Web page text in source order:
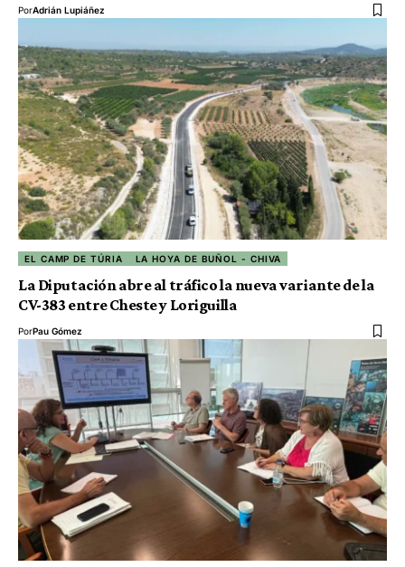
PorAdrián Lupiáñez
EL CAMP DE TÚRIA LA HOYA DE BUÑOL - CHIVA
La Diputación abre al tráfico la nueva variante de la
CV-383 entre Cheste y Loriguilla
PorPau Gómez